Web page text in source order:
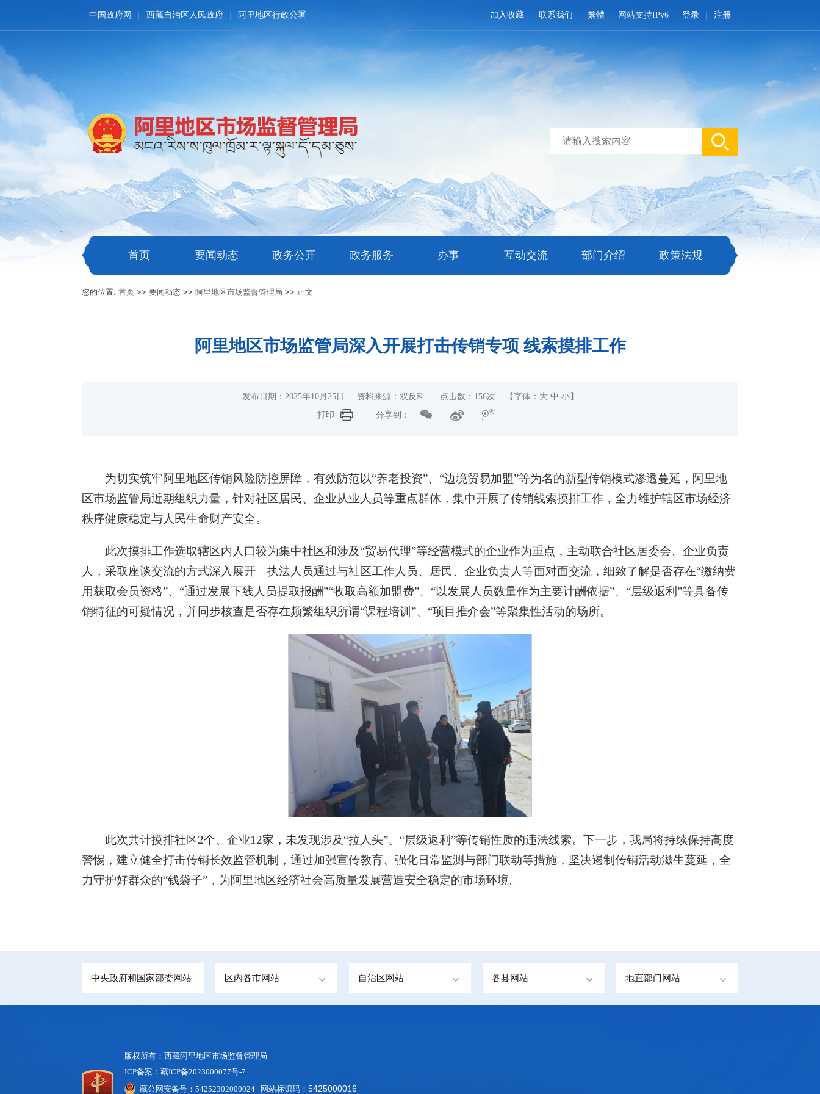
中国政府网 西藏自治区人民政府 阿里地区行政公署 登录 注册
网站支持IPv6
加入收藏 联系我们 繁體
首页 要闻动态 政务公开 政务服务 办事 互动交流 部门介绍 政策法规
您的位置:首页 >>要闻动态 >> 阿里地区市场监督管理局 >>正文
阿里地区市场监管局深入开展打击传销专项 线索摸排工作
发布日期：2025年10月25日 资料来源：双反科 点击数： 156次 【字体： 大 中 小】
打印
分享到：
为切实筑牢阿里地区传销风险防控屏障，有效防范以“养老投资”、“边境贸易加盟”等为名的新型传销模式渗透蔓延，阿里地
区市场监管局近期组织力量，针对社区居民、企业从业人员等重点群体，集中开展了传销线索摸排工作，全力维护辖区市场经济
秩序健康稳定与人民生命财产安全。
此次摸排工作选取辖区内人口较为集中社区和涉及“贸易代理”等经营模式的企业作为重点，主动联合社区居委会、企业负责
人，采取座谈交流的方式深入展开。执法人员通过与社区工作人员、居民、企业负责人等面对面交流，细致了解是否存在“缴纳费
用获取会员资格”、“通过发展下线人员提取报酬”“收取高额加盟费”、“以发展人员数量作为主要计酬依据”、“层级返利”等具备传
销特征的可疑情况，并同步核查是否存在频繁组织所谓“课程培训”、“项目推介会”等聚集性活动的场所。
此次共计摸排社区2个、企业12家，未发现涉及“拉人头”、“层级返利”等传销性质的违法线索。下一步，我局将持续保持高度
警惕，建立健全打击传销长效监管机制，通过加强宣传教育、强化日常监测与部门联动等措施，坚决遏制传销活动滋生蔓延，全
力守护好群众的“钱袋子”，为阿里地区经济社会高质量发展营造安全稳定的市场环境。
中央政府和国家部委网站 区内各市网站 自治区网站 各县网站 地直部门网站
版权所有：西藏阿里地区市场监督管理局
ICP备案：藏ICP备2023000077号-7
藏公网安备号：54252302000024 网站标识码：5425000016